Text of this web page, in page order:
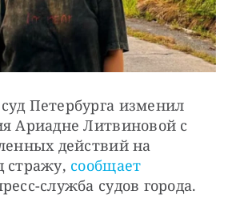
Петербурга изменил
Ариадне Литвиновой с
действий на
стражу, сообщает
служба судов города.